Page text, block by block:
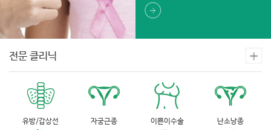
전문 클리닉
유방/갑상선 자궁근종 이쁜이수술 난소낭종